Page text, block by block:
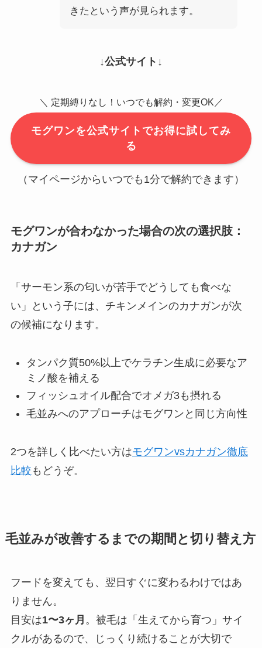
きたという声が見られます。
↓公式サイト↓
＼ 定期縛りなし！いつでも解約・変更OK／
モグワンを公式サイトでお得に試してみ
る
（マイページからいつでも1分で解約できます）
モグワンが合わなかった場合の次の選択肢：
カナガン
「サーモン系の匂いが苦手でどうしても食べな
い」という子には、チキンメインのカナガンが次
の候補になります。
タンパク質50%以上でケラチン生成に必要なア
ミノ酸を補える
フィッシュオイル配合でオメガ3も摂れる
毛並みへのアプローチはモグワンと同じ方向性
2つを詳しく比べたい方はモグワンvsカナガン徹底
比較 もどうぞ。
毛並みが改善するまでの期間と切り替え方
フードを変えても、翌日すぐに変わるわけではあ
りません。
目安は1〜3ヶ月 。被毛は「生えてから育つ」サイ
クルがあるので、じっくり続けることが大切で